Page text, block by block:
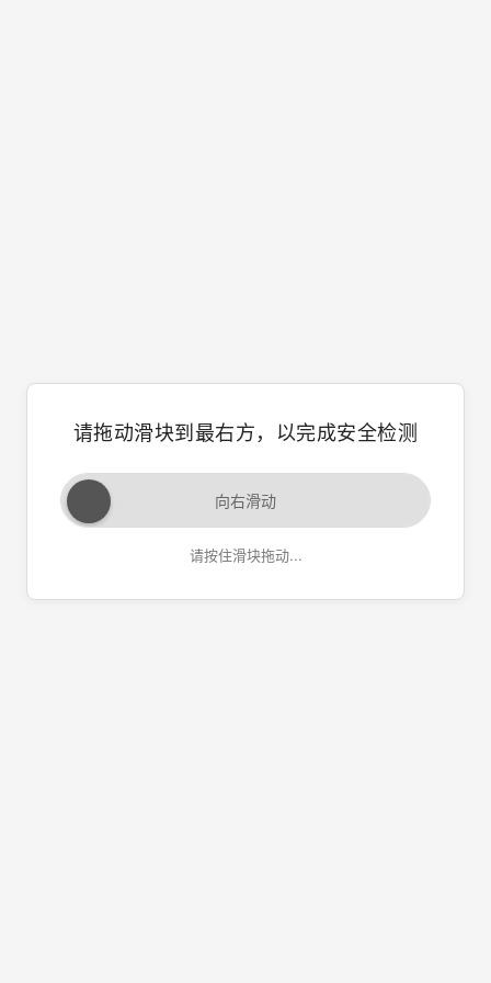
请拖动滑块到最右方，以完成安全检测
向右滑动
请按住滑块拖动...